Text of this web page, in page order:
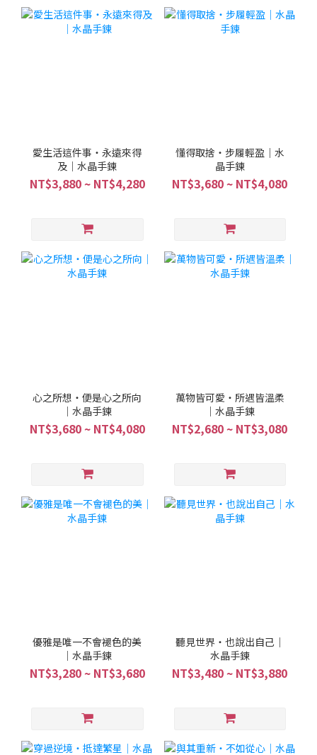
愛生活這件事・永遠來得
及｜水晶手鍊
NT$3,880 ~ NT$4,280
懂得取捨・步履輕盈｜水
晶手鍊
NT$3,680 ~ NT$4,080
心之所想・便是心之所向
｜水晶手鍊
NT$3,680 ~ NT$4,080
萬物皆可愛・所遇皆溫柔
｜水晶手鍊
NT$2,680 ~ NT$3,080
優雅是唯一不會褪色的美
｜水晶手鍊
NT$3,280 ~ NT$3,680
聽見世界・也說出自己｜
水晶手鍊
NT$3,480 ~ NT$3,880